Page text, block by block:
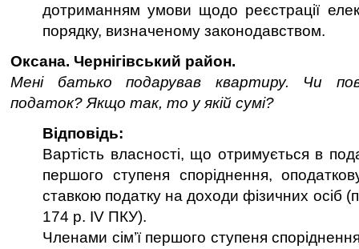
дотриманням умови щодо реєстрації
порядку, визначеному законодавством.
Оксана. Чернігівський район.
Мені батько подарував квартиру. Чи
податок? Якщо так, то у якій сумі?
Відповідь:
Вартість власності, що отримується в
першого ступеня споріднення,
ставкою податку на доходи фізичних осіб
174 р. IV ПКУ).
Членами сім’ї першого ступеня